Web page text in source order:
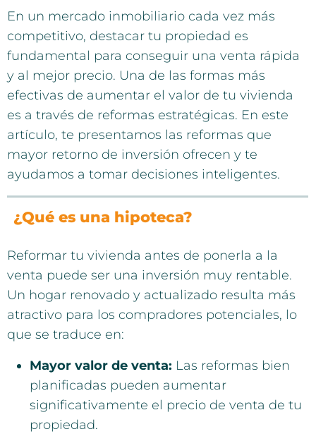
En un mercado inmobiliario cada vez más
competitivo, destacar tu propiedad es
fundamental para conseguir una venta rápida
y al mejor precio. Una de las formas más
efectivas de aumentar el valor de tu vivienda
es a través de reformas estratégicas. En este
artículo, te presentamos las reformas que
mayor retorno de inversión ofrecen y te
ayudamos a tomar decisiones inteligentes.
¿Qué es una hipoteca?
Reformar tu vivienda antes de ponerla a la
venta puede ser una inversión muy rentable.
Un hogar renovado y actualizado resulta más
atractivo para los compradores potenciales, lo
que se traduce en:
Mayor valor de venta: Las reformas bien
planificadas pueden aumentar
significativamente el precio de venta de tu
propiedad.